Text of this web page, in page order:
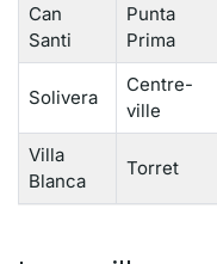
Can
Santi
Punta
Prima
Solivera
Centre-
ville
Villa
Blanca
Torret